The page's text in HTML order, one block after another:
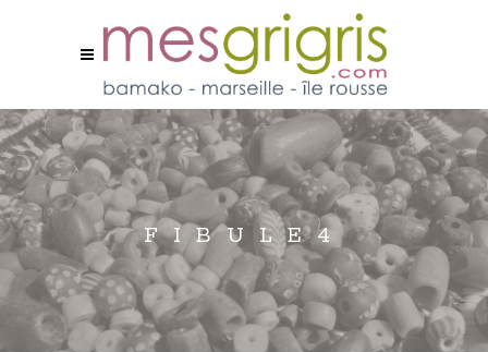
FIBULE4